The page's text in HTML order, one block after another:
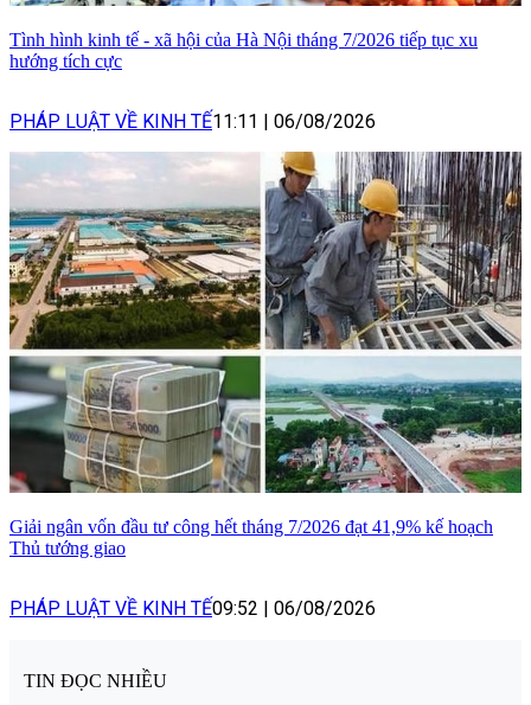
Tình hình kinh tế - xã hội của Hà Nội tháng 7/2026 tiếp tục xu
hướng tích cực
PHÁP LUẬT VỀ KINH TẾ11:11 06/08/2026
Giải ngân vốn đầu tư công hết tháng 7/2026 đạt 41,9% kế hoạch
Thủ tướng giao
PHÁP LUẬT VỀ KINH TẾ09:52 06/08/2026
TIN ĐỌC NHIỀU